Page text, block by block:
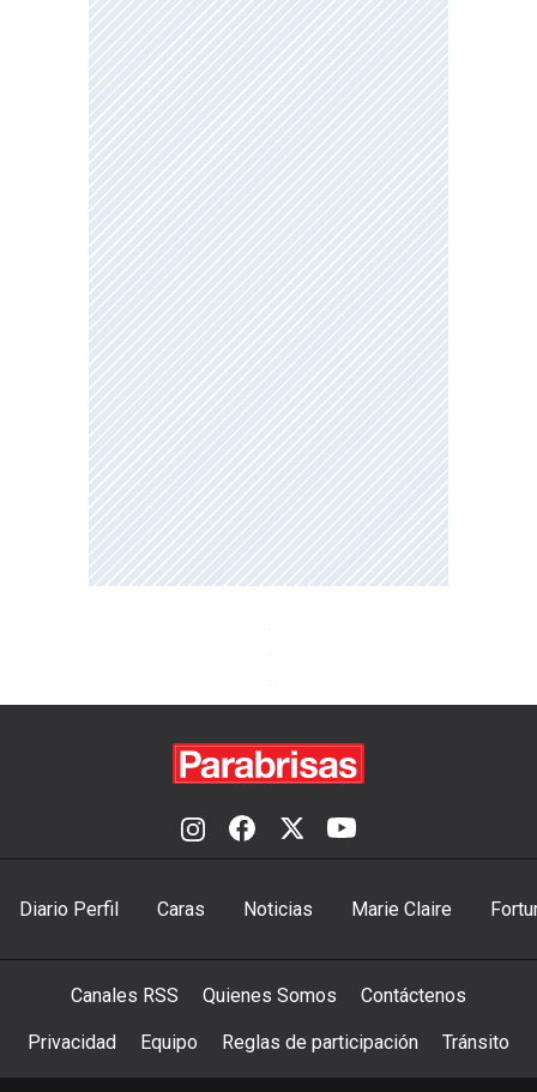
Diario Perfil Caras Noticias Marie Claire
Canales RSS Quienes Somos Contáctenos
Privacidad Equipo Reglas de participación Tránsito